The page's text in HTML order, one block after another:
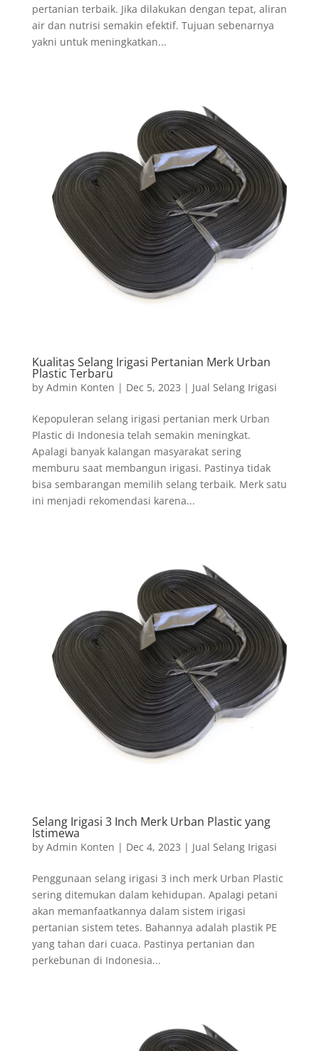
pertanian terbaik. Jika dilakukan dengan tepat, aliran
air dan nutrisi semakin efektif. Tujuan sebenarnya
yakni untuk meningkatkan...
Kualitas Selang Irigasi Pertanian Merk Urban
Plastic Terbaru
by Admin Konten | Dec 5, 2023 | Jual Selang Irigasi
Kepopuleran selang irigasi pertanian merk Urban
Plastic di Indonesia telah semakin meningkat.
Apalagi banyak kalangan masyarakat sering
memburu saat membangun irigasi. Pastinya tidak
bisa sembarangan memilih selang terbaik. Merk satu
ini menjadi rekomendasi karena...
Selang Irigasi 3 Inch Merk Urban Plastic yang
Istimewa
by Admin Konten | Dec 4, 2023 | Jual Selang Irigasi
Penggunaan selang irigasi 3 inch merk Urban Plastic
sering ditemukan dalam kehidupan. Apalagi petani
akan memanfaatkannya dalam sistem irigasi
pertanian sistem tetes. Bahannya adalah plastik PE
yang tahan dari cuaca. Pastinya pertanian dan
perkebunan di Indonesia...